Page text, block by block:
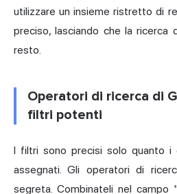
utilizzare un insieme ristretto di
preciso, lasciando che la
resto.
Operatori di ricerca di
filtri potenti
I filtri sono precisi solo quanto i
assegnati. Gli operatori di
segreta. Combinateli nel campo